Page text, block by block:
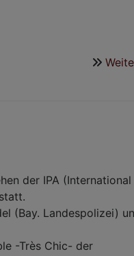
der IPA (International
(Bay. Landespolizei)
-Très Chic- der